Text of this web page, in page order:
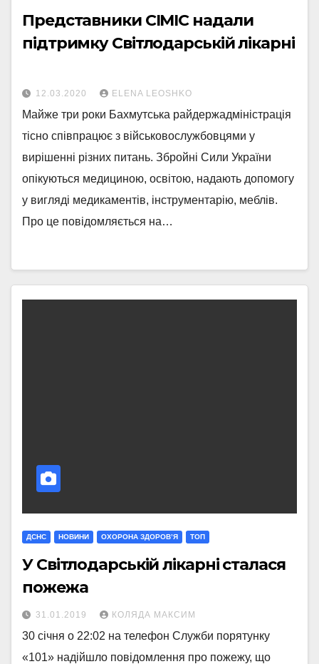
Представники CIMIC надали
підтримку Світлодарській лікарні
12.03.2020 ELENA LEOSHKO
Майже три роки Бахмутська райдержадміністрація
тісно співпрацює з військовослужбовцями у
вирішенні різних питань. Збройні Сили України
опікуються медициною, освітою, надають допомогу
у вигляді медикаментів, інструментарію, меблів.
Про це повідомляється на…
ДСНС НОВИНИ ОХОРОНА ЗДОРОВ’Я ТОП
У Світлодарській лікарні сталася
пожежа
31.01.2019 КОЛЯДА МАКСИМ
30 січня о 22:02 на телефон Служби порятунку
«101» надійшло повідомлення про пожежу, що